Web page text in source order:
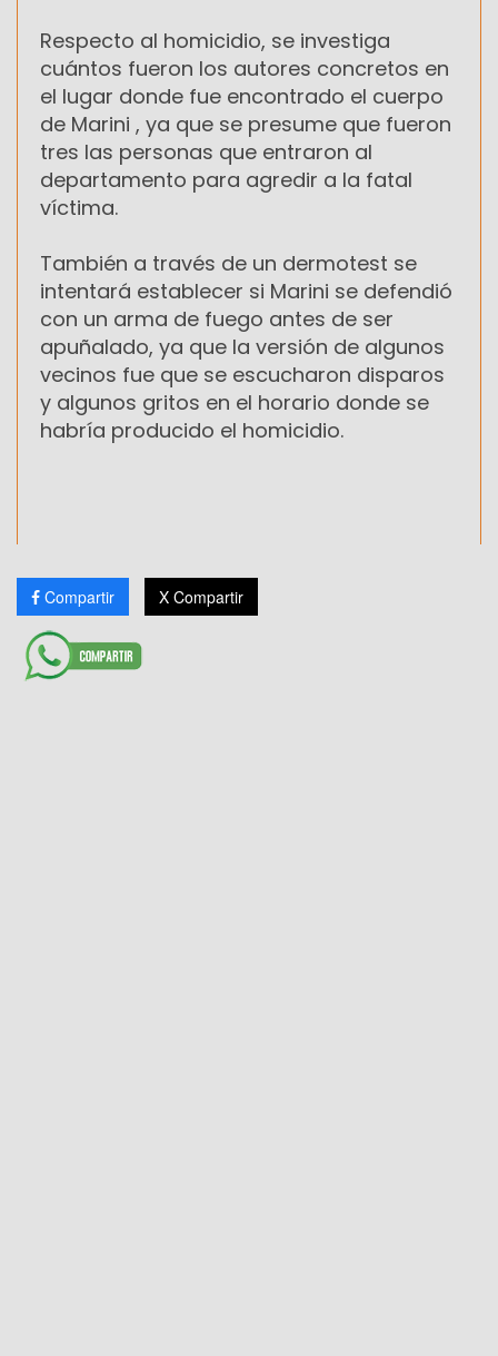
Respecto al homicidio, se investiga
cuántos fueron los autores concretos en
el lugar donde fue encontrado el cuerpo
de Marini , ya que se presume que fueron
tres las personas que entraron al
departamento para agredir a la fatal
víctima.
También a través de un dermotest se
intentará establecer si Marini se defendió
con un arma de fuego antes de ser
apuñalado, ya que la versión de algunos
vecinos fue que se escucharon disparos
y algunos gritos en el horario donde se
habría producido el homicidio.
Compartir X Compartir